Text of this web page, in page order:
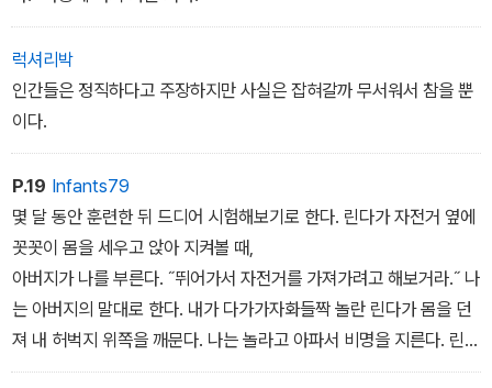
럭셔리박
인간들은 정직하다고 주장하지만 사실은 잡혀갈까 무서워서 참을 뿐
이다.
P.19 Infants79
몇 달 동안 훈련한 뒤 드디어 시험해보기로 한다. 린다가 자전거 옆에
꼿꼿이 몸을 세우고 앉아 지켜볼 때,
아버지가 나를 부른다. ˝뛰어가서 자전거를 가져가려고 해보거라.˝ 나
는 아버지의 말대로 한다. 내가 다가가자화들짝 놀란 린다가 몸을 던
져 내 허벅지 위쪽을 깨문다. 나는 놀라고 아파서 비명을 지른다. 린다
는 곧바로 날놔주고 내 발밑에 길게 드러누워 절망적인 눈길로 쳐다